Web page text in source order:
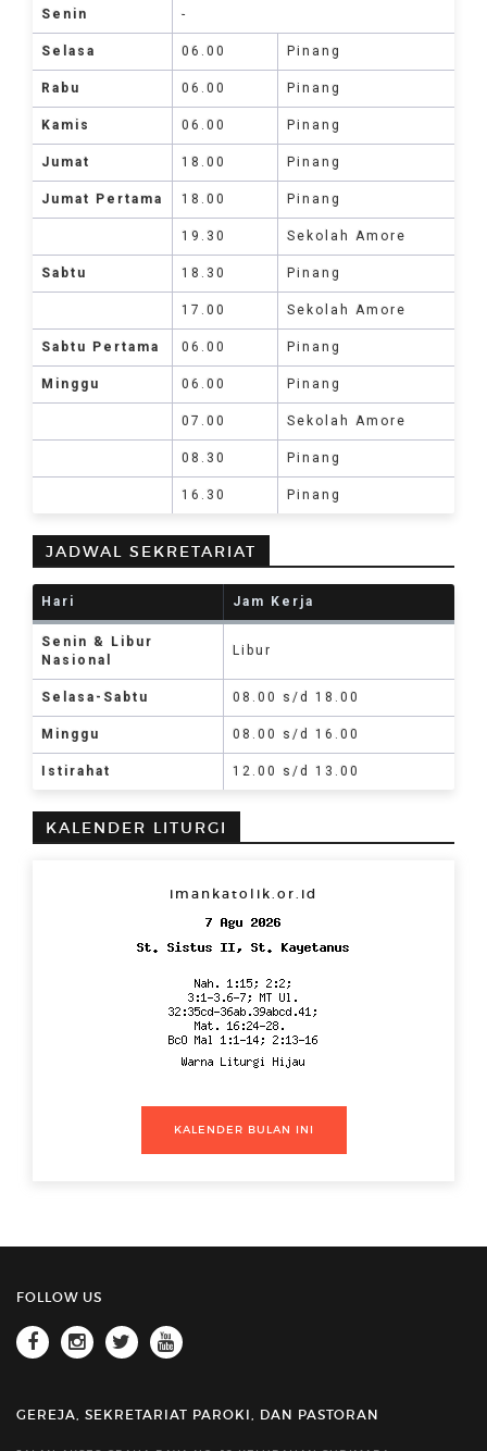
Senin -
Selasa 06.00 Pinang
Rabu 06.00 Pinang
Kamis 06.00 Pinang
Jumat 18.00 Pinang
Jumat Pertama 18.00 Pinang
19.30 Sekolah Amore
Sabtu 18.30 Pinang
17.00 Sekolah Amore
Sabtu Pertama 06.00 Pinang
Minggu 06.00 Pinang
07.00 Sekolah Amore
08.30 Pinang
16.30 Pinang
JADWAL SEKRETARIAT
Hari Jam Kerja
Senin & Libur
Nasional
Libur
Selasa-Sabtu 08.00 s/d 18.00
Minggu 08.00 s/d 16.00
Istirahat 12.00 s/d 13.00
KALENDER LITURGI
imankatolik.or.id
KALENDER BULAN INI
FOLLOW US
GEREJA, SEKRETARIAT PAROKI, DAN PASTORAN